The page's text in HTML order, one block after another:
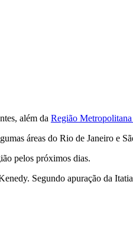
além da Região
áreas do Rio de Janeiro e
pelos próximos dias.
Segundo apuração da